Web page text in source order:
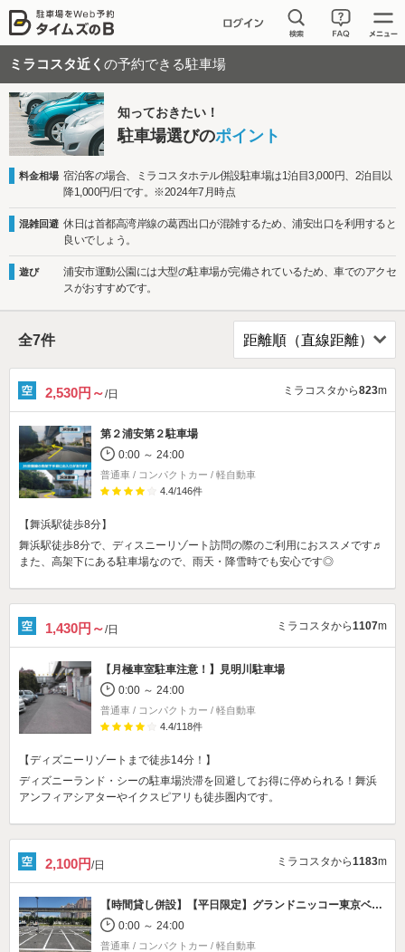
ミラコスタ近く の予約できる駐車場
知っておきたい！
駐車場選びのポイント
料金相場 宿泊客の場合、ミラコスタホテル併設駐車場は1泊目3,000円、2泊目以
降1,000円/日です。※2024年7月時点
混雑回避 休日は首都高湾岸線の葛西出口が混雑するため、浦安出口を利用すると
良いでしょう。
遊び
浦安市運動公園には大型の駐車場が完備されているため、車でのアクセ
スがおすすめです。
全7件
2,530円～/日 ミラコスタから823m
第２浦安第２駐車場
0:00 ～ 24:00
普通車 / コンパクトカー / 軽自動車
4.4/146件
【舞浜駅徒歩8分】
舞浜駅徒歩8分で、ディスニーリゾート訪問の際のご利用におススメです♬
また、高架下にある駐車場なので、雨天・降雪時でも安心です◎
1,430円～/日 ミラコスタから1107m
【月極車室駐車注意！】
見明川駐車場
0:00 ～ 24:00
普通車 / コンパクトカー / 軽自動車
4.4/118件
【ディズニーリゾートまで徒歩14分！】
ディズニーランド・シーの駐車場渋滞を回避してお得に停められる！舞浜
アンフィアシアターやイクスピアリも徒歩圏内です。
2,100円/日 ミラコスタから1183m
【時間貸し併設】
【平日限定】グランドニッコー東京ベイ舞浜ホテル駐車場
0:00 ～ 24:00
普通車 / コンパクトカー / 軽自動車